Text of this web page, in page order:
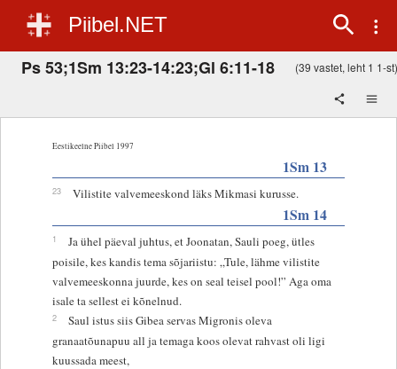
Piibel.NET
Ps 53;1Sm 13:23-14:23;Gl 6:11-18 (39 vastet, leht 1 1-st)
Eestikeelne Piibel 1997
1Sm 13
23 Vilistite valvemeeskond läks Mikmasi kurusse.
1Sm 14
1
Ja ühel päeval juhtus, et Joonatan, Sauli poeg, ütles
poisile, kes kandis tema sõjariistu: „Tule, lähme vilistite
valvemeeskonna juurde, kes on seal teisel pool!” Aga oma
isale ta sellest ei kõnelnud.
2
Saul istus siis Gibea servas Migronis oleva
granaatõunapuu all ja temaga koos olevat rahvast oli ligi
kuussada meest,